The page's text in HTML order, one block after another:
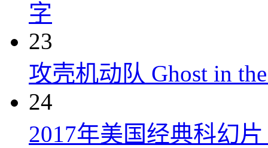
字
23
攻壳机动队 Ghost in
24
2017年美国经典科幻